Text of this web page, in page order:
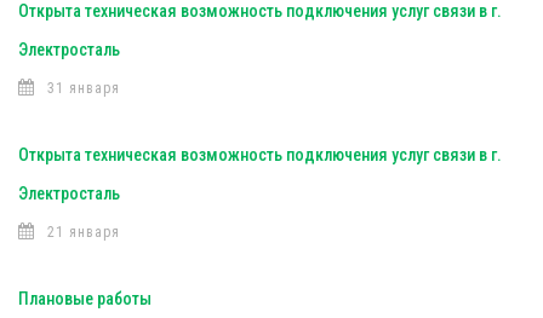
Открыта техническая возможность подключения услуг связи в г.
Электросталь
31 января
Открыта техническая возможность подключения услуг связи в г.
Электросталь
21 января
Плановые работы